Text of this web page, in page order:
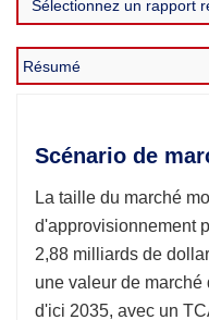
Scénario de
La taille du marché
d'approvisionnement
2,88 milliards de
une valeur de
d'ici 2035, avec un